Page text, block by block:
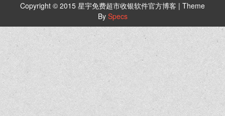
Copyright © 2015 星宇免费超市收银软件官方博客 | Theme
By Specs